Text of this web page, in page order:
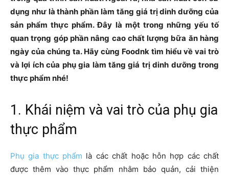
dụng như là thành phần làm tăng giá trị dinh dưỡng của
sản phẩm thực phẩm. Đây là một trong những yếu tố
quan trọng góp phần nâng cao chất lượng bữa ăn hàng
ngày của chúng ta. Hãy cùng Foodnk tìm hiểu về vai trò
và lợi ích của phụ gia làm tăng giá trị dinh dưỡng trong
thực phẩm nhé!
1. Khái niệm và vai trò của phụ gia
thực phẩm
Phụ gia thực phẩm là các chất hoặc hỗn hợp các chất
được thêm vào thực phẩm nhằm bảo quản, cải thiện